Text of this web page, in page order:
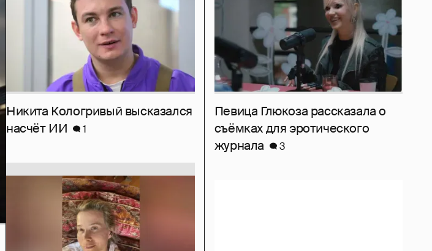
Никита Кологривый высказался
насчёт ИИ
1
Певица Глюкоза рассказала о
съёмках для эротического
журнала
3